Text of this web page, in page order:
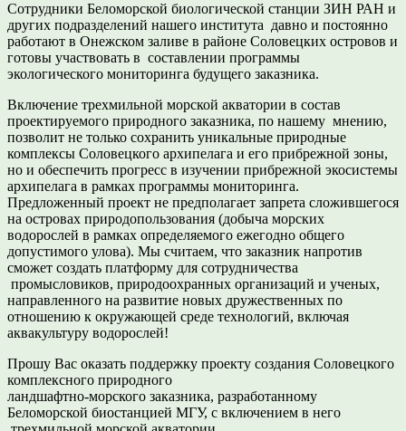
Сотрудники Беломорской биологической станции ЗИН РАН и
других подразделений нашего института давно и постоянно
работают в Онежском заливе в районе Соловецких островов и
готовы участвовать в составлении программы
экологического мониторинга будущего заказника.
Включение трехмильной морской акватории в состав
проектируемого природного заказника, по нашему мнению,
позволит не только сохранить уникальные природные
комплексы Соловецкого архипелага и его прибрежной зоны,
но и обеспечить прогресс в изучении прибрежной экосистемы
архипелага в рамках программы мониторинга.
Предложенный проект не предполагает запрета сложившегося
на островах природопользования (добыча морских
водорослей в рамках определяемого ежегодно общего
допустимого улова). Мы считаем, что заказник напротив
сможет создать платформу для сотрудничества
промысловиков, природоохранных организаций и ученых,
направленного на развитие новых дружественных по
отношению к окружающей среде технологий, включая
аквакультуру водорослей!
Прошу Вас оказать поддержку проекту создания Соловецкого
комплексного природного
ландшафтно-морского заказника, разработанному
Беломорской биостанцией МГУ, с включением в него